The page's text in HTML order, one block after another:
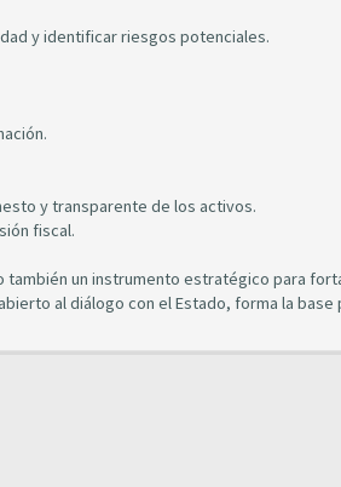
y identificar riesgos potenciales.
y transparente de los activos.
fiscal.
también un instrumento estratégico para
al diálogo con el Estado, forma la base